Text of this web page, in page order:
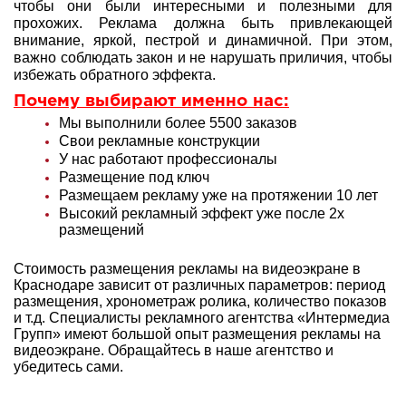
чтобы они были интересными и полезными для
прохожих. Реклама должна быть привлекающей
внимание, яркой, пестрой и динамичной. При этом,
важно соблюдать закон и не нарушать приличия, чтобы
избежать обратного эффекта.
Почему выбирают именно нас:
Мы выполнили более 5500 заказов
Свои рекламные конструкции
У нас работают профессионалы
Размещение под ключ
Размещаем рекламу уже на протяжении 10 лет
Высокий рекламный эффект уже после 2х
размещений
Стоимость размещения рекламы на видеоэкране в
Краснодаре зависит от различных параметров: период
размещения, хронометраж ролика, количество показов
и т.д. Специалисты рекламного агентства «Интермедиа
Групп» имеют большой опыт размещения рекламы на
видеоэкране. Обращайтесь в наше агентство и
убедитесь сами.